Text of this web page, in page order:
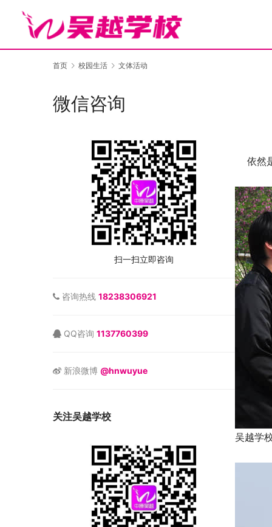
首页 校园生活 文体活动
依然
吴越学
微信咨询
扫一扫立即咨询
咨询热线 18238306921
QQ咨询 1137760399
新浪微博 @hnwuyue
关注吴越学校